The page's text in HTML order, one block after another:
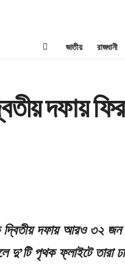
জাতীয় রাজধানী
দফায়
দ্বিতীয় দফায় আরও ৩২ জন
দু’টি পৃথক ফ্লাইটে তারা